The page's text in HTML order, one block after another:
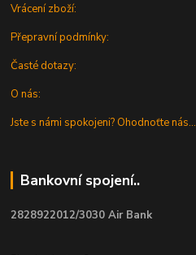
Vrácení zboží:
Přepravní podmínky:
Časté dotazy:
O nás:
Jste s námi spokojeni? Ohodnoťte nás...
Bankovní spojení..
2828922012/3030 Air Bank